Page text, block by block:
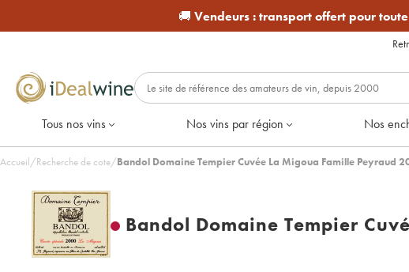
🚚 Vendeurs :transport offert pour
Tous nos vins Nos vins par région Nos
Accueil/Recherche de cote/Bandol Domaine Tempier Cuvée La Migoua Famille Peyraud
Bandol Domaine Tempier